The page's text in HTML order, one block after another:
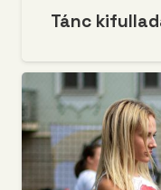
Tánc